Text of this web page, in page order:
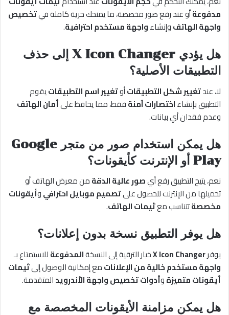
مدفوعةأو عند رفع صور مخصصة، ما يمنحك حرية كاملة فيتخصيص
واجهة الهاتفوإنشاءواجهة مستخدم احترافية.
هل يؤدي X Icon Changer إلى حذف
التطبيقات الأصلية؟
لا، عندتغيير شكل التطبيقاتأوتغيير اسم التطبيقاتيقوم
التطبيق بإنشاءاختصارات آمنةفقط، مما يحافظ علىأمان الهاتف
وعدم فقدان أي بيانات.
هل يمكن استخدام صور من متجر Google
Play أو الإنترنت كأيقونات؟
نعم، يتيح التطبيق رفع أيصور عالية الدقةمن معرض الهاتف أو
تحميلها من الإنترنت للحصول علىتصميم موبايل احترافيوأيقونات
مخصصةتتناسب معثيمات الهاتف.
هل يوفر التطبيق نسخة بدون إعلانات؟
يوفرX Icon Changerخيار الترقية إلى النسخةالمدفوعةللاستمتاع بـ
واجهة مستخدم خالية من الإعلاناتمع إمكانية الوصول إلىثيمات
أيقونات متميزةوأدوات تخصيص واجهة الأندرويدالمتقدمة.
هل يمكن مزامنة الأيقونات المخصصة مع